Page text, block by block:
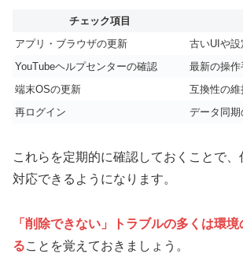
チェック項目
アプリ・ブラウザの更新
古いUIや
YouTubeヘルプセンターの確認
最新の操
端末OSの更新
互換性の維
再ログイン
データ同
これらを定期的に確認しておくことで、
対応できるようになります。
「削除できない」トラブルの多くは環
ることを覚えておきましょう。